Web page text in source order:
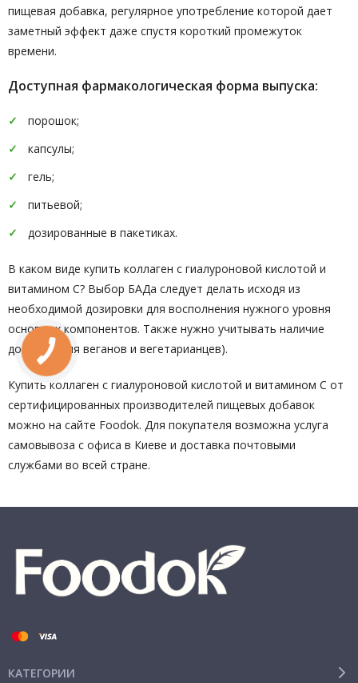
пищевая добавка, регулярное употребление которой дает
заметный эффект даже спустя короткий промежуток
времени.
Доступная фармакологическая форма выпуска:
порошок;
капсулы;
гель;
питьевой;
дозированные в пакетиках.
В каком виде купить коллаген с гиалуроновой кислотой и
витамином C? Выбор БАДа следует делать исходя из
необходимой дозировки для восполнения нужного уровня
основных компонентов. Также нужно учитывать наличие
добавок (для веганов и вегетарианцев).
Купить коллаген с гиалуроновой кислотой и витамином C от
сертифицированных производителей пищевых добавок
можно на сайте Foodok. Для покупателя возможна услуга
самовывоза с офиса в Киеве и доставка почтовыми
службами во всей стране.
КАТЕГОРИИ